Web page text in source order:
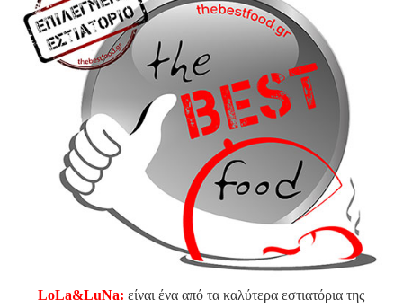
LoLa&LuNa: είναι ένα από τα καλύτερα εστιατόρια της